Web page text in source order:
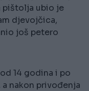
pištolja ubio je
djevojčica,
još petero
14 godina i po
nakon privođenja